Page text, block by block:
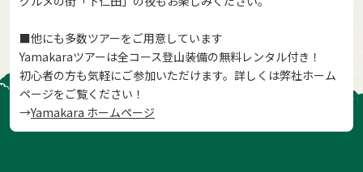
■他にも多数ツアーをご用意しています
Yamakaraツアーは全コース登山装備の無料レンタル付き！
初心者の方も気軽にご参加いただけます。詳しくは弊社ホーム
ページをご覧ください！
→Yamakara ホームページ